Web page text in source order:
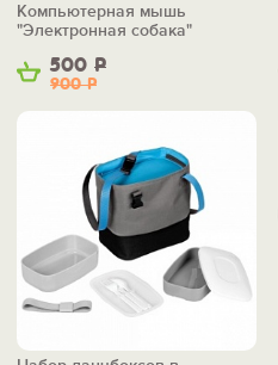
500 Р
900Р
Компьютерная мышь
"Электронная собака"